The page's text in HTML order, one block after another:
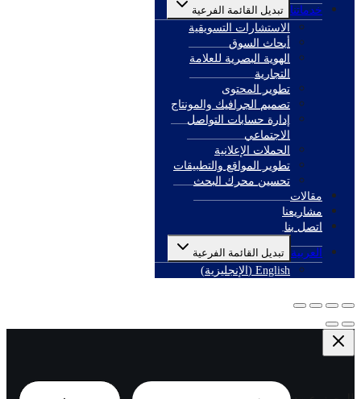
خدماتنا تبديل القائمة الفرعية
الاستشارات التسويقية
أبحاث السوق
الهوية البصرية للعلامة
التجارية
تطوير المحتوى
تصميم الجرافيك والمونتاج
إدارة حسابات التواصل
الاجتماعي
الحملات الإعلانية
تطوير المواقع والتطبيقات
تحسين محرك البحث
مقالات
مشاريعنا
اتصل بنا
العربية تبديل القائمة الفرعية
English
(الإنجليزية)